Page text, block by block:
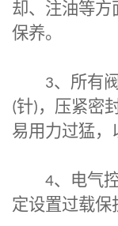
却、注油等方
保养。
3、所有
(针)，压紧密
易用力过猛，
4、电气
定设置过载保